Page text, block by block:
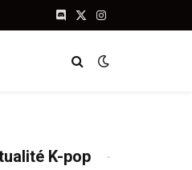
Discord
X
Instagram
K-pop